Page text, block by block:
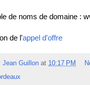
de noms de domaine :
de l'appel d'offre
Jean Guillon at 10:17 PM